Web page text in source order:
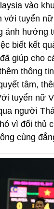
vào
với tuyển
ảnh hưởng
biết kết
giúp cho
thông
tâm,
tuyển nữ
người
vì đối thủ
cùng